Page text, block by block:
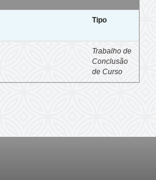
Tipo
Trabalho de
Conclusão
de Curso